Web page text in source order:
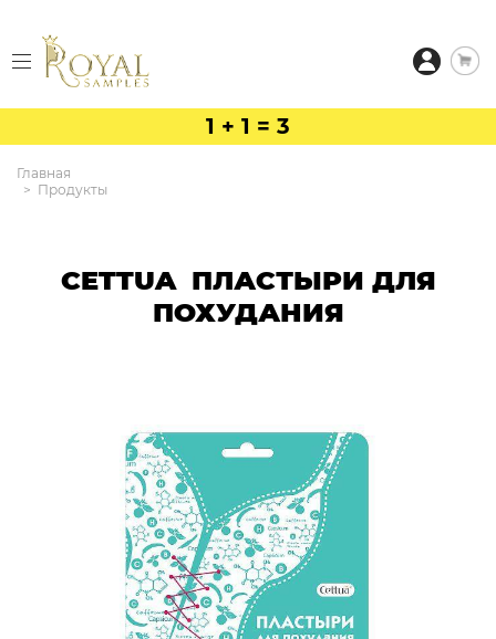
1 + 1 = 3
Главная
Продукты
CETTUA ПЛАСТЫРИ ДЛЯ
ПОХУДАНИЯ